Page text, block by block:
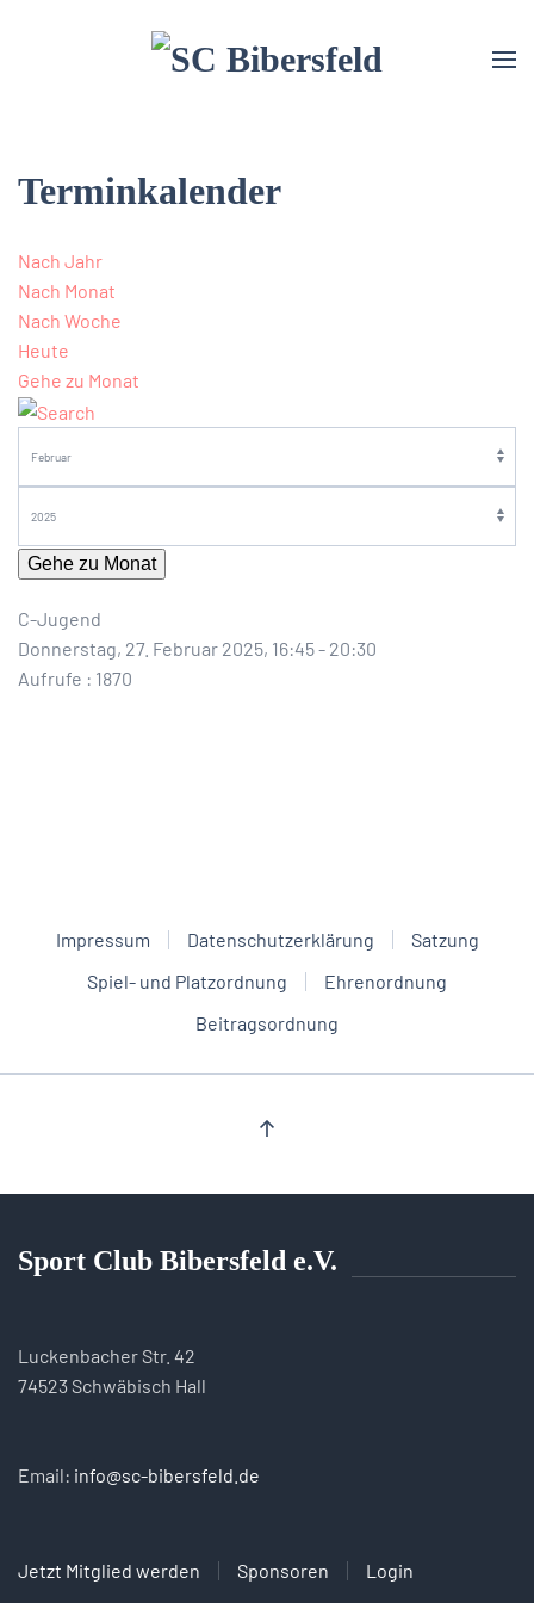
Terminkalender
Nach Jahr
Nach Monat
Nach Woche
Heute
Gehe zu Monat
Gehe zu Monat
C-Jugend
Donnerstag, 27. Februar 2025, 16:45 - 20:30
Aufrufe : 1870
Impressum Datenschutzerklärung
Satzung
Spiel- und Platzordnung
Ehrenordnung
Beitragsordnung
Sport Club Bibersfeld e.V.
Luckenbacher Str. 42
74523 Schwäbisch Hall
Email: info@sc-bibersfeld.de
Jetzt Mitglied werden Sponsoren Login